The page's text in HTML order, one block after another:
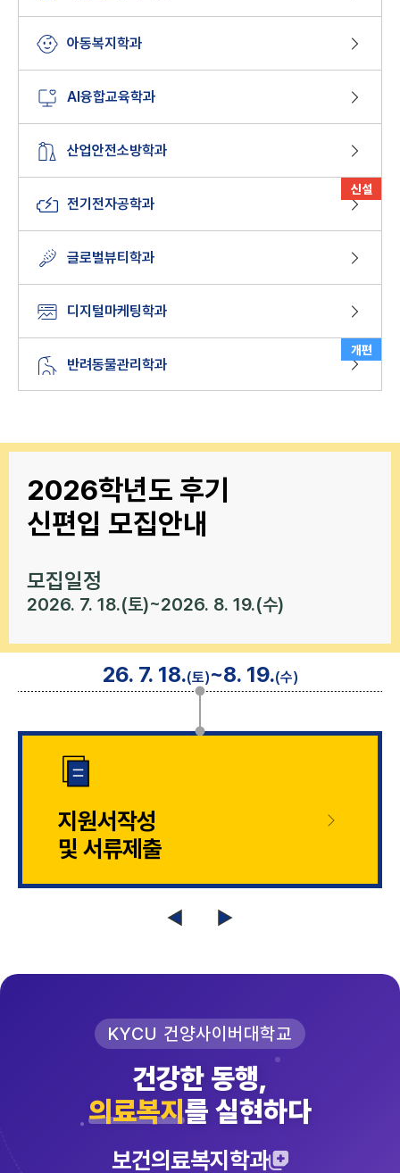
아동복지학과
AI융합교육학과
산업안전소방학과
전기전자공학과
신설
글로벌뷰티학과
디지털마케팅학과
반려동물관리학과
개편
2026학년도 후기
신편입 모집안내
모집일정
2026. 7. 18.(토)~2026. 8. 19.(수)
26. 7. 18.(토)~8. 19.(수)
지원서작성
및 서류제출
KYCU 건양사이버대학교
건강한 동행,
의료복지를 실현하다
보건의료복지학과